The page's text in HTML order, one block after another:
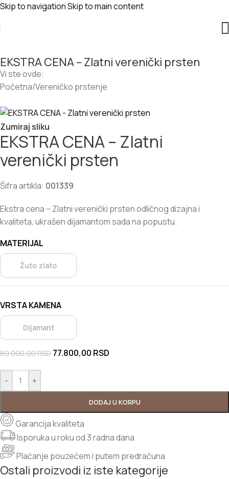
Skip to navigationSkip to main content
EKSTRA CENA – Zlatni verenički prsten
Vi ste ovde:
Početna/Vereničko prstenje
Zumiraj sliku
EKSTRA CENA – Zlatni
verenički prsten
Šifra artikla: 001339
Ekstra cena – Zlatni verenički prsten odličnog dizajna i
kvaliteta, ukrašen dijamantom sada na popustu.
MATERIJAL
Žuto zlato
VRSTA KAMENA
Dijamant
80.000,00RSD 77.800,00 RSD
- +
DODAJ U KORPU
Garancija kvaliteta
Isporuka u roku od 3 radna dana
Plaćanje pouzećem i putem predračuna
Ostali proizvodi iz iste kategorije